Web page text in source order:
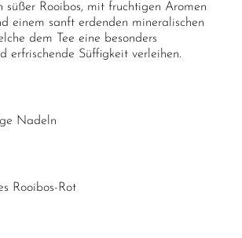
süßer Rooibos, mit fruchtigen Aromen
einem sanft erdenden mineralischen
dem Tee eine besonders
erfrischende Süffigkeit verleihen.
Nadeln
Rooibos-Rot